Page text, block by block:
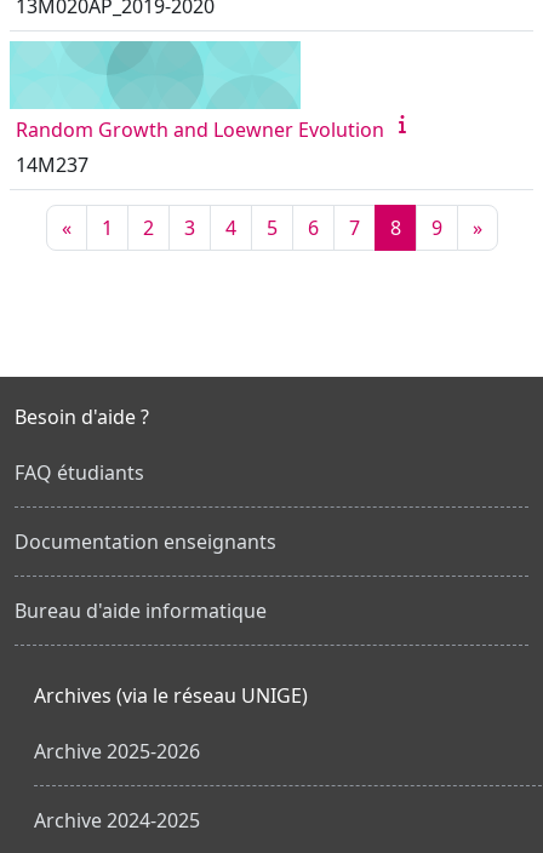
13M020AP_2019-2020
Random Growth and Loewner Evolution
14M237
«Page précédente
1 Page 1
2Page 2
3Page 3
4Page 4
5Page 5
6Page 6
7Page 7
8Page 8
9Page 9
»Page
Besoin d'aide ?
FAQ étudiants
Documentation enseignants
Bureau d'aide informatique
Archives (via le réseau UNIGE)
Archive 2025-2026
Archive 2024-2025